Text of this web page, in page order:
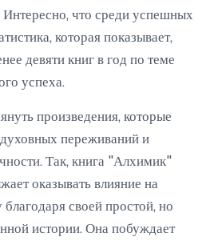
что среди успешных
которая показывает,
девяти книг в год по теме
успеха.
произведения, которые
переживаний и
Так, книга "Алхимик"
оказывать влияние на
своей простой, но
истории. Она побуждает